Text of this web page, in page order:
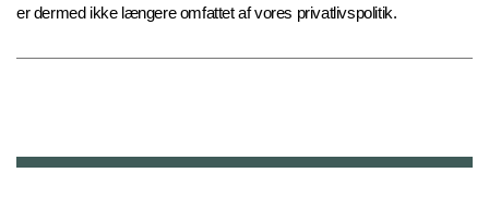
er dermed ikke længere omfattet af vores privatlivspolitik.